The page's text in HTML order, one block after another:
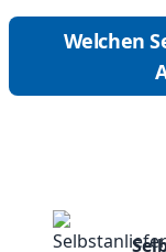
Welchen